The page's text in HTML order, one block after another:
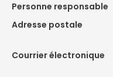
Personne responsable
Adresse postale
Courrier électronique